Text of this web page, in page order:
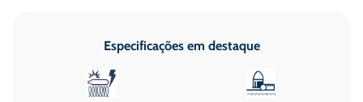
Especificações em destaque